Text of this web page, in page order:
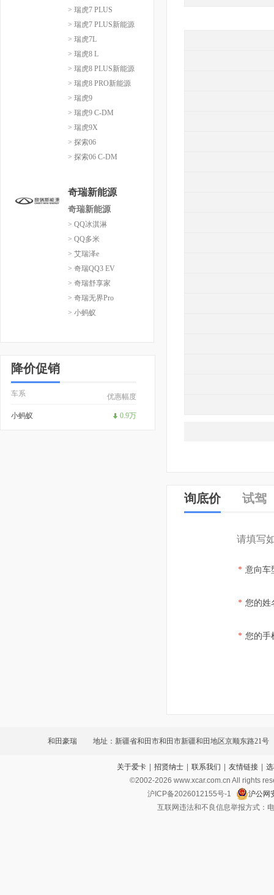
> 瑞虎7 PLUS
> 瑞虎7 PLUS新能源
> 瑞虎7L
> 瑞虎8 L
> 瑞虎8 PLUS新能源
> 瑞虎8 PRO新能源
> 瑞虎9
> 瑞虎9 C-DM
> 瑞虎9X
> 探索06
> 探索06 C-DM
奇瑞新能源
奇瑞新能源
> QQ冰淇淋
> QQ多米
> 艾瑞泽e
> 奇瑞QQ3 EV
> 奇瑞舒享家
> 奇瑞无界Pro
> 小蚂蚁
降价促销
车系 优惠幅度
小蚂蚁 0.9万
询底价 试驾
请填写
* 意向车
* 您的姓
* 您的手
和田豪瑞 地址：新疆省和田市和田市新疆和田地区京顺东路21号
关于爱卡 | 招贤纳士 | 联系我们 | 友情链接 |
©2002-2026 www.xcar.com.cn All rights
沪ICP备2026012155号-1
沪公网
互联网违法和不良信息举报方式：